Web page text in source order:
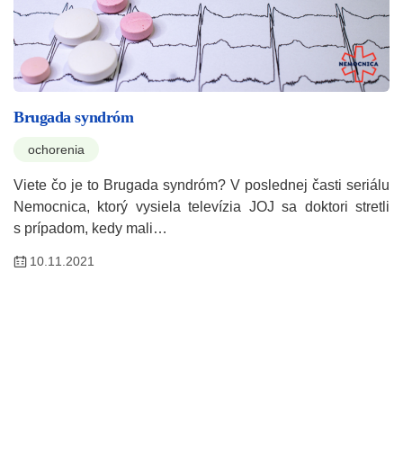
Brugada syndróm
ochorenia
Viete čo je to Brugada syndróm? V poslednej časti seriálu
Nemocnica, ktorý vysiela televízia JOJ sa doktori stretli
s prípadom, kedy mali…
10.11.2021